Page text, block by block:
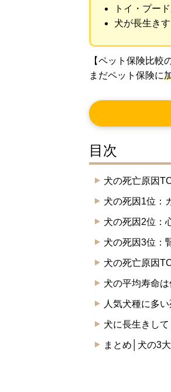
トイ・プー
犬が長生き
【ペット保険比較
まだペット保険に
目次
犬の死亡原因
犬の死因1位：
犬の死因2位：
犬の死因3位：
犬の死亡原因
犬の平均寿命は
人気犬種に多
犬に長生きし
まとめ│犬の3